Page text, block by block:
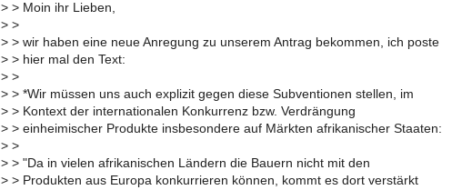
> > Moin ihr Lieben,
> >
> > wir haben eine neue Anregung zu unserem Antrag bekommen, ich poste
> > hier mal den Text:
> >
> > *Wir müssen uns auch explizit gegen diese Subventionen stellen, im
> > Kontext der internationalen Konkurrenz bzw. Verdrängung
> > einheimischer Produkte insbesondere auf Märkten afrikanischer Staaten:
> >
> > "Da in vielen afrikanischen Ländern die Bauern nicht mit den
> > Produkten aus Europa konkurrieren können, kommt es dort verstärkt